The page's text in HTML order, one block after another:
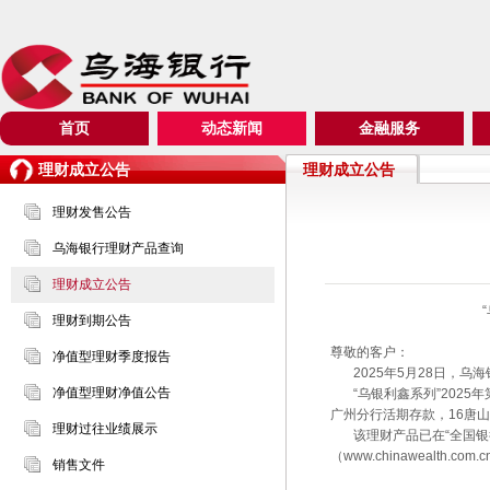
首页 动态新闻 金融服务
理财成立公告
理财发售公告
乌海银行理财产品查询
理财成立公告
理财到期公告
净值型理财季度报告
净值型理财净值公告
理财过往业绩展示
销售文件
理财成立公告
尊敬的客户：
2025年5月28日，乌海
“乌银利鑫系列”2025年
广州分行活期存款，16唐
该理财产品已在“全国银
（